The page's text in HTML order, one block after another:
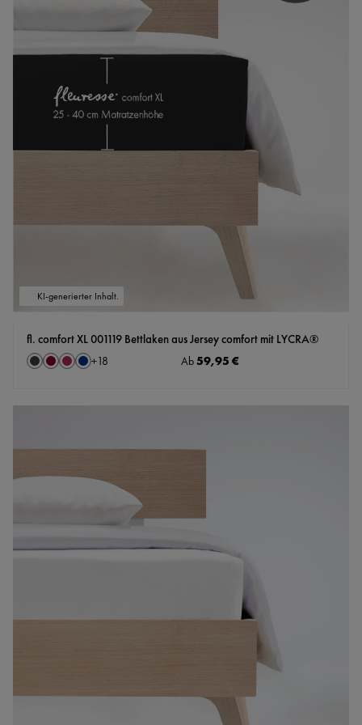
KI-generierter Inhalt.
fl. comfort XL 001119 Bettlaken aus Jersey comfort mit LYCRA®
Farbeauswählen
Anthrazit
Bordeaux
Himbeere
Marine
+18 Regulärer Preis:
Ab59,95 €